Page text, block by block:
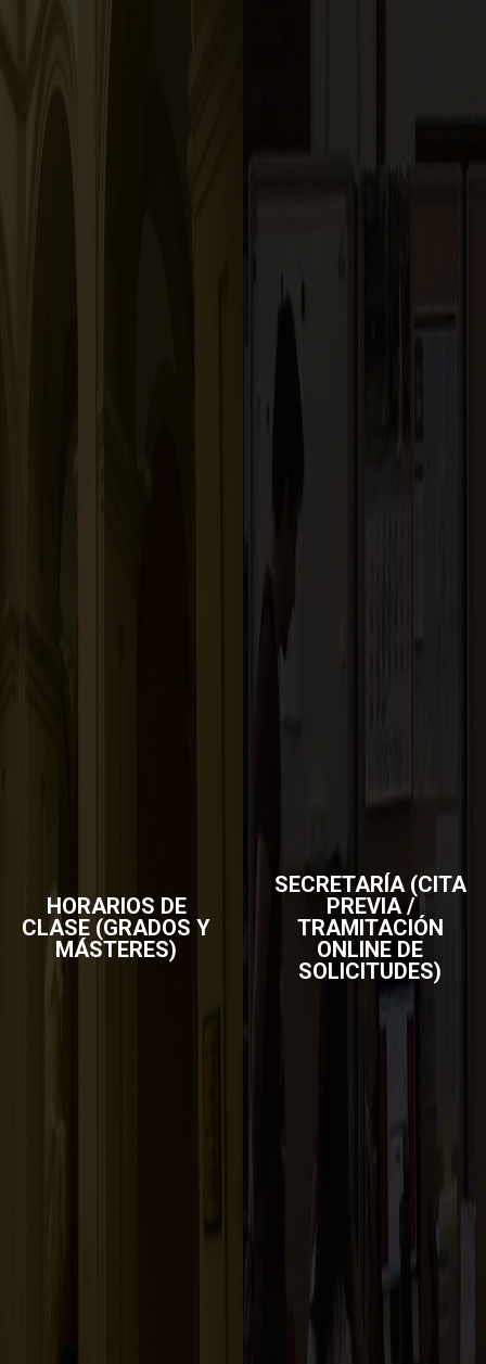
HORARIOS DE
CLASE (GRADOS Y
MÁSTERES)
SECRETARÍA (CITA
PREVIA /
TRAMITACIÓN
ONLINE DE
SOLICITUDES)